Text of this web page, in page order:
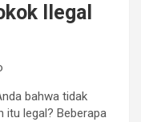
Ilegal
bahwa tidak
itu legal? Beberapa